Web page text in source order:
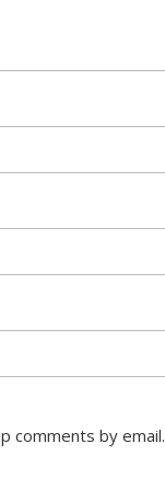
comments by email.